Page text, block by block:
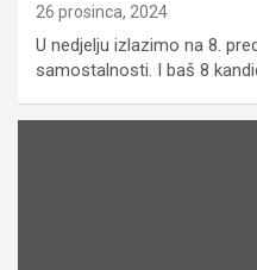
26 prosinca, 2024
U nedjelju izlazimo na 8.
samostalnosti. I baš 8